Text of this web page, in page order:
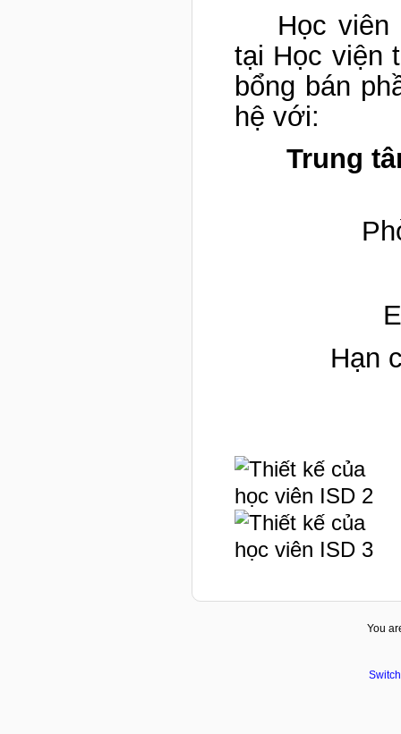
Học
tại Học viện
bổng bán
hệ với:
Trung
Hạn
You